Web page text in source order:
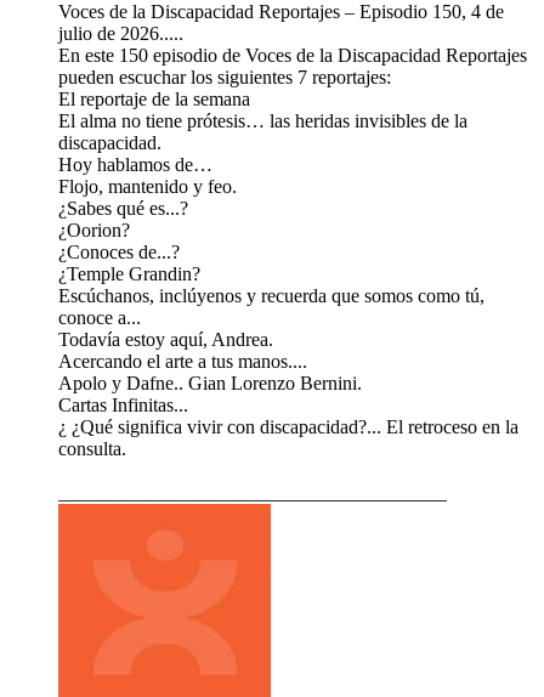
Voces de la Discapacidad Reportajes – Episodio 150, 4 de
julio de 2026.....
En este 150 episodio de Voces de la Discapacidad Reportajes
pueden escuchar los siguientes 7 reportajes:
El reportaje de la semana
El alma no tiene prótesis… las heridas invisibles de la
discapacidad.
Hoy hablamos de…
Flojo, mantenido y feo.
¿Sabes qué es...?
¿Oorion?
¿Conoces de...?
¿Temple Grandin?
Escúchanos, inclúyenos y recuerda que somos como tú,
conoce a...
Todavía estoy aquí, Andrea.
Acercando el arte a tus manos....
Apolo y Dafne.. Gian Lorenzo Bernini.
Cartas Infinitas...
¿ ¿Qué significa vivir con discapacidad?... El retroceso en la
consulta.